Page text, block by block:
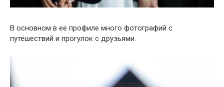
В основном в ее профиле много фотографий с
путешествий и прогулок с друзьями.